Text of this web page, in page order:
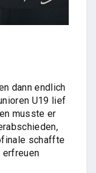
dann endlich
U19 lief
musste er
schaffte
erfreuen